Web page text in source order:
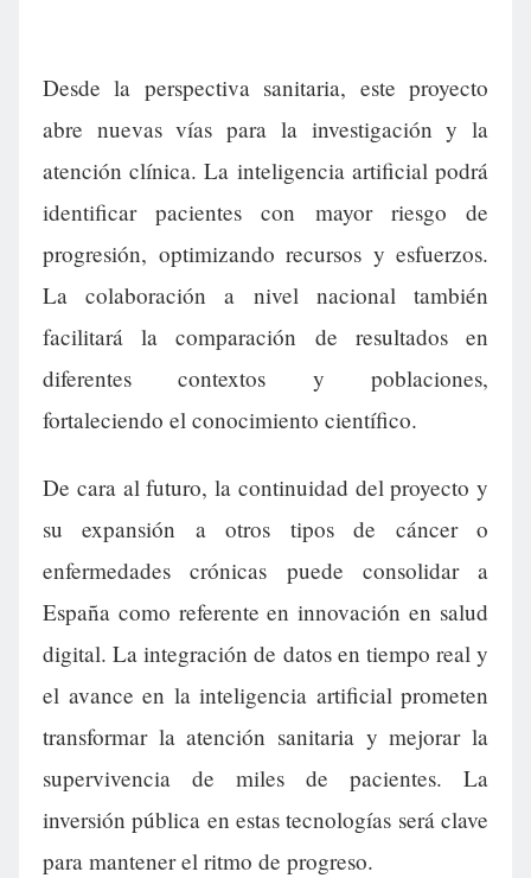
Desde la perspectiva sanitaria, este proyecto
abre nuevas vías para la investigación y la
atención clínica. La inteligencia artificial podrá
identificar pacientes con mayor riesgo de
progresión, optimizando recursos y esfuerzos.
La colaboración a nivel nacional también
facilitará la comparación de resultados en
diferentes contextos y poblaciones,
fortaleciendo el conocimiento científico.
De cara al futuro, la continuidad del proyecto y
su expansión a otros tipos de cáncer o
enfermedades crónicas puede consolidar a
España como referente en innovación en salud
digital. La integración de datos en tiempo real y
el avance en la inteligencia artificial prometen
transformar la atención sanitaria y mejorar la
supervivencia de miles de pacientes. La
inversión pública en estas tecnologías será clave
para mantener el ritmo de progreso.